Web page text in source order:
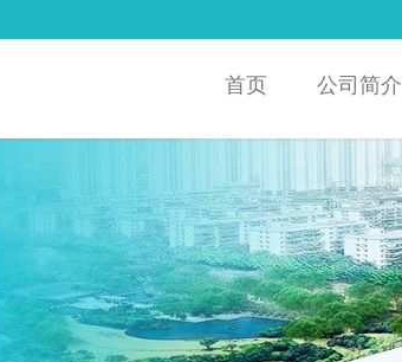
首页 公司简介